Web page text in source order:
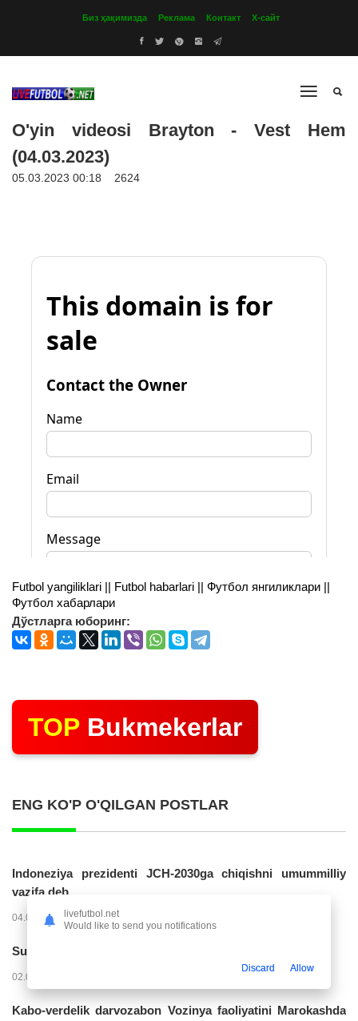
Биз ҳақимизда Реклама Контакт Х-сайт
O'yin videosi Brayton - Vest Hem
(04.03.2023)
05.03.2023 00:18 2624
Futbol yangiliklari || Futbol habarlari || Футбол янгиликлари ||
Футбол хабарлари
Дўстларга юборинг:
TOP Bukmekerlar
ENG KO'P O'QILGAN POSTLAR
Indoneziya prezidenti JCH-2030ga chiqishni umummilliy
vazifa deb...
04.08.2026 02:11 14208
Superliga. “Buxoro” - “Lokomotiv”...
02.08.2026 03:08
Kabo-verdelik darvozabon Vozinya faoliyatini Marokashda
livefutbol.net
Would like to send you notifications
Discard Allow